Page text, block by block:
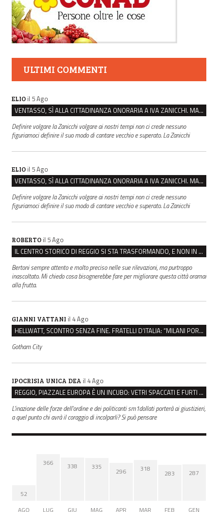
ULTIMI COMMENTI
ELIO il 5 Ago
VENTASSO, SÌ ALLA CITTADINANZA ONORARIA A IVA ZANICCHI. MA BARGIACCHI: “È DI PESSIMO GUSTO”
Definire volgare la Zanicchi volgare ai nostri tempi non ci crede nessuno
figuriamoci definire il suo modo di cantare vecchio e superato. La Zanicchi
ELIO il 5 Ago
VENTASSO, SÌ ALLA CITTADINANZA ONORARIA A IVA ZANICCHI. MA BARGIACCHI: “È DI PESSIMO GUSTO”
Definire volgare la Zanicchi volgare ai nostri tempi non ci crede nessuno
figuriamoci definire il suo modo di cantare vecchio e superato. La Zanicchi
ROBERTO il 5 Ago
IL CENTRO STORICO DI REGGIO SI STA TRASFORMANDO, E NON IN MEGLIO
Bertoni sempre attento e molto preciso nelle sue rilevazioni, ma purtroppo
inascoltato. Mi chiedo cosa bisognerebbe fare per migliorare questa città oramai
alla frutta.
GIANNI VATTANI il 4 Ago
HELLWATT, SCONTRO SENZA FINE. FRATELLI D’ITALIA: “MILANI PORTA DOCUMENTI, DE FRANCO INSULTI”
Gotham City
IPOCRISIA UNICA DEA il 4 Ago
REGGIO, PIAZZALE EUROPA È UN INCUBO: VETRI SPACCATI E FURTI SULLE AUTO IN SOSTA
L'inazione delle forze dell'ordine e dei politicanti sm1dollati porterà ai giustizieri,
a quel punto chi avrà il coraggio di incolparli? Si può pensare
52
AGO
366
LUG
338
GIU
335
MAG
296
APR
318
MAR
283
FEB
287
GEN